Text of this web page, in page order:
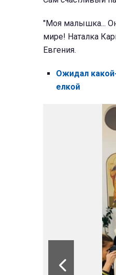
"Моя малышка...
мире! Наталка
Евгения.
Ожидал
елкой